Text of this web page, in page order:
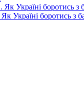
Україні боротись з